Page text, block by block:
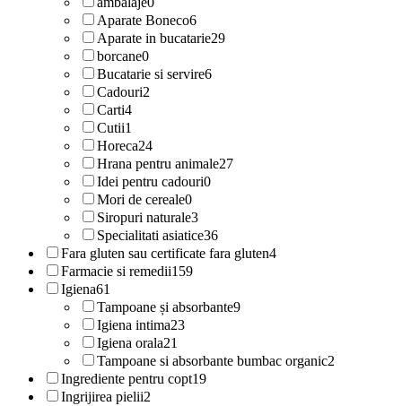
Aparate Boneco6
Aparate in bucatarie29
borcane0
Bucatarie si servire6
Cadouri2
Carti4
Cutii1
Horeca24
Hrana pentru animale27
Idei pentru cadouri0
Mori de cereale0
Siropuri naturale3
Specialitati asiatice36
Fara gluten sau certificate fara gluten4
Farmacie si remedii159
Igiena61
Tampoane și absorbante9
Igiena intima23
Igiena orala21
Tampoane si absorbante bumbac organic2
Ingrediente pentru copt19
Ingrijirea pielii2